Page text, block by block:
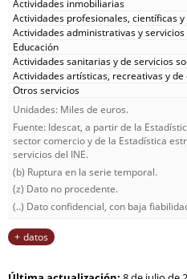
Unidades: Miles de euros.
Fuente: Idescat, a partir de la
sector comercio y de la Estadística
servicios del INE.
(b) Ruptura en la serie temporal.
(z) Dato no procedente.
(..) Dato confidencial, con baja
datos